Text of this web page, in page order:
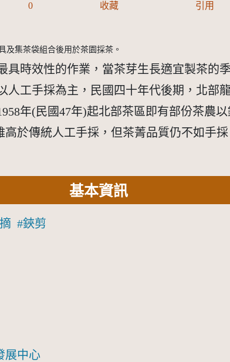
0 收藏 引用
及集茶袋組合後用於茶園採茶。
時效性的作業，當茶芽生長適宜製茶的
人工手採為主，民國四十年代後期，北部
年(民國47年)起北部茶區即有部份茶農
於傳統人工手採，但茶菁品質仍不如手
基本資訊
鋏剪
展中心